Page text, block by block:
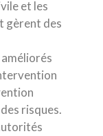
et les
gèrent des
risques.